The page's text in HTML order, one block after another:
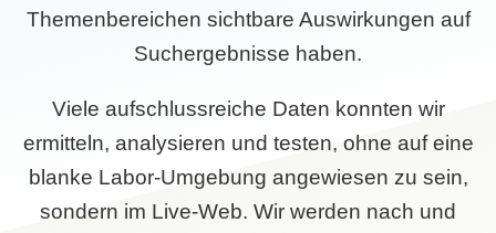
Themenbereichen sichtbare Auswirkungen auf
Suchergebnisse haben.
Viele aufschlussreiche Daten konnten wir
ermitteln, analysieren und testen, ohne auf eine
blanke Labor-Umgebung angewiesen zu sein,
sondern im Live-Web. Wir werden nach und